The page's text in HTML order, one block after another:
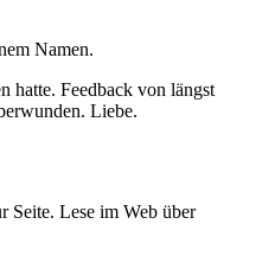
Namen.
hatte. Feedback von längst
Liebe.
Seite. Lese im Web über